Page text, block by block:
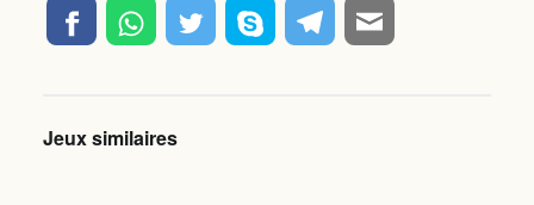
Jeux similaires